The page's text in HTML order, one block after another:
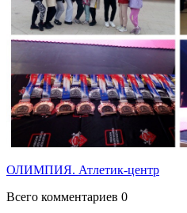
ОЛИМПИЯ. Атлетик-центр
Всего комментариев 0